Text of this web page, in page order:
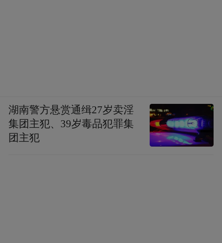
湖南警方悬赏通缉27岁卖淫
集团主犯、39岁毒品犯罪集
团主犯